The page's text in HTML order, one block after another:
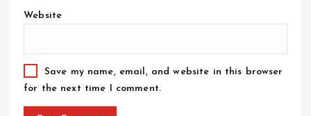
Website
Save my name, email, and website in this browser
for the next time I comment.